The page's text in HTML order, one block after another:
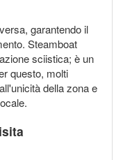
garantendo il
Steamboat
sciistica; è un
questo, molti
della zona e